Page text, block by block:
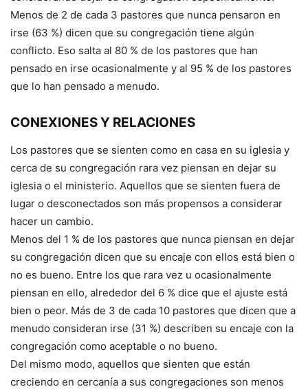
Menos de 2 de cada 3 pastores que nunca pensaron en
irse (63 %) dicen que su congregación tiene algún
conflicto. Eso salta al 80 % de los pastores que han
pensado en irse ocasionalmente y al 95 % de los pastores
que lo han pensado a menudo.
CONEXIONES Y RELACIONES
Los pastores que se sienten como en casa en su iglesia y
cerca de su congregación rara vez piensan en dejar su
iglesia o el ministerio. Aquellos que se sienten fuera de
lugar o desconectados son más propensos a considerar
hacer un cambio.
Menos del 1 % de los pastores que nunca piensan en dejar
su congregación dicen que su encaje con ellos está bien o
no es bueno. Entre los que rara vez u ocasionalmente
piensan en ello, alrededor del 6 % dice que el ajuste está
bien o peor. Más de 3 de cada 10 pastores que dicen que a
menudo consideran irse (31 %) describen su encaje con la
congregación como aceptable o no bueno.
Del mismo modo, aquellos que sienten que están
creciendo en cercanía a sus congregaciones son menos